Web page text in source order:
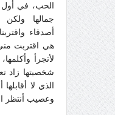
الحب، في أول
جمالها
أصدقاء
هي اقتربت
لأتجرأ
شخصيتها زاد
الذي لا
وعصيب أنتظر